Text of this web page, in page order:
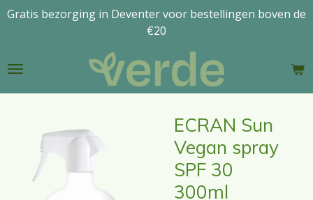
Ga
de
Gratis bezorging in Deventer voor bestellingen boven de
€20
ECRAN Sun
Vegan spray
SPF 30
300ml